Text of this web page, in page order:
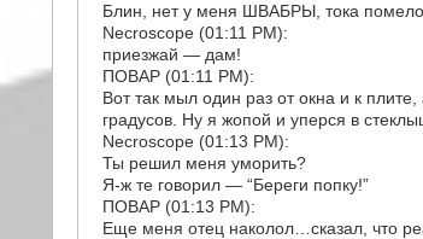
Блин, нет у меня ШВАБРЫ, тока
Necroscope (01:11 PM):
приезжай — дам!
ПОВАР (01:11 PM):
Вот так мыл один раз от окна и к
градусов. Ну я жопой и уперся в
Necroscope (01:13 PM):
Ты решил меня уморить?
Я-ж те говорил — “Береги попку!”
ПОВАР (01:13 PM):
Еще меня отец наколол…сказал, что